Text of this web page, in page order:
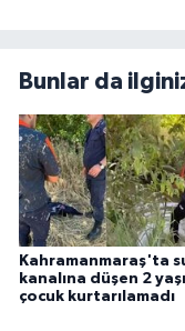
Bunlar da
Kahramanmaraş'ta
kanalına düşen 2
çocuk kurtarılamadı